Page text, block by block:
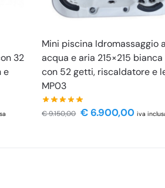
32
e
Mini piscina Idromassaggio
acqua e aria 215×215
con 52 getti, riscaldatore e
MP03
€9.150,00 €6.900,00 iva